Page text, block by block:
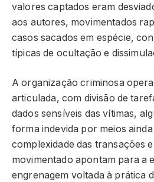
valores captados eram
aos autores, movimentados
casos sacados em espécie,
típicas de ocultação e
A organização criminosa
articulada, com divisão de
dados sensíveis das vítimas,
forma indevida por meios
complexidade das transações
movimentado apontam para a
engrenagem voltada à prática